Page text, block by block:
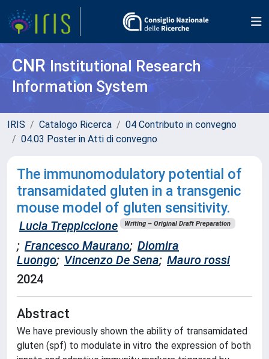
CNR Institutional Research
Information System
IRIS Catalogo Ricerca
04 Contributo in convegno
04.03 Poster in Atti di convegno
The immunomodulatory potential of
transamidated gluten in a transgenic
mouse model of gluten sensitivity.
Lucia Treppiccione Writing – Original Draft Preparation
; Francesco Maurano; Diomira
Luongo; Vincenzo De Sena; Mauro rossi
2024
Abstract
We have previously shown the ability of transamidated
gluten (spf) to modulate in vitro the expression of both